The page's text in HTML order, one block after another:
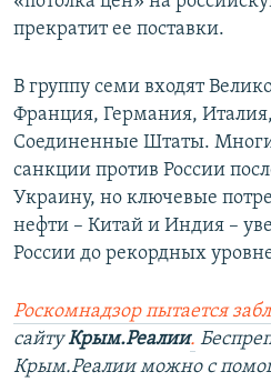
прекратит ее поставки.
В группу семи входят
Франция, Германия,
Соединенные Штаты.
санкции против России
Украину, но ключевые
нефти – Китай и Индия –
России до рекордных
Роскомнадзор пытается
сайтуКрым.Реалии.
Крым.Реалии можно с